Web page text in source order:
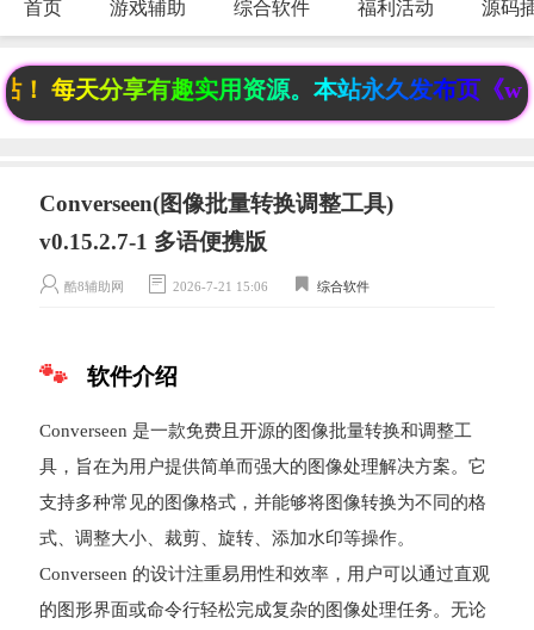
首页 游戏辅助 综合软件 福利活动 源码
每天分享有趣实用资源。本站永久发布页《
Converseen(图像批量转换调整工具)
v0.15.2.7-1 多语便携版
酷8辅助网 2026-7-21 15:06 综合软件
软件介绍
Converseen 是一款免费且开源的图像批量转换和调整工
具，旨在为用户提供简单而强大的图像处理解决方案。它
支持多种常见的图像格式，并能够将图像转换为不同的格
式、调整大小、裁剪、旋转、添加水印等操作。
Converseen 的设计注重易用性和效率，用户可以通过直观
的图形界面或命令行轻松完成复杂的图像处理任务。无论